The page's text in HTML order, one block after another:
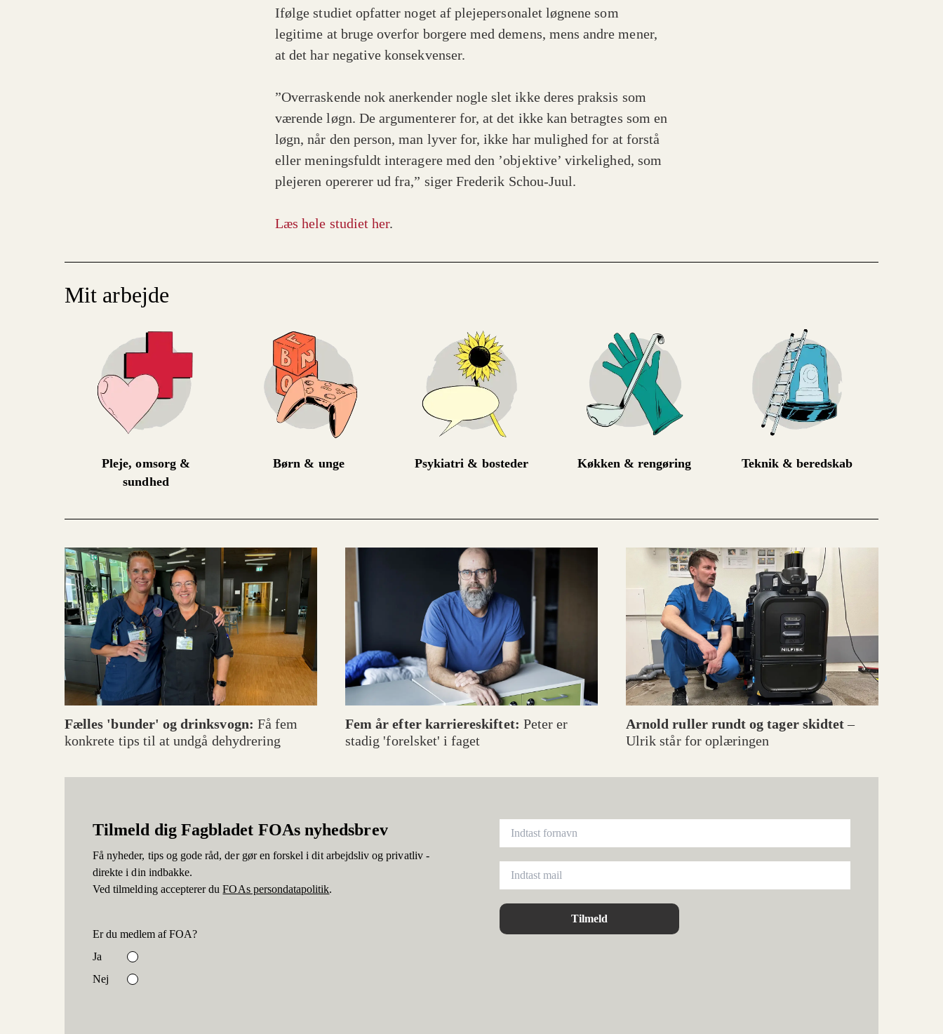
Ifølge studiet opfatter noget af plejepersonalet løgnene som
legitime at bruge overfor borgere med demens, mens andre mener,
at det har negative konsekvenser.
”Overraskende nok anerkender nogle slet ikke deres praksis som
værende løgn. De argumenterer for, at det ikke kan betragtes som en
løgn, når den person, man lyver for, ikke har mulighed for at forstå
eller meningsfuldt interagere med den ’objektive’ virkelighed, som
plejeren opererer ud fra,” siger Frederik Schou-Juul.
Læs hele studiet her.
Mit arbejde
Pleje, omsorg &
sundhed
Børn & unge Psykiatri & bosteder Køkken & rengøring Teknik & beredskab
Fælles 'bunder' og drinksvogn: Få fem
konkrete tips til at undgå dehydrering
Fem år efter karriereskiftet: Peter er
stadig 'forelsket' i faget
Arnold ruller rundt og tager skidtet–
Ulrik står for oplæringen
Tilmeld dig Fagbladet FOAs nyhedsbrev
Få nyheder, tips og gode råd, der gør en forskel i dit arbejdsliv og privatliv -
direkte i din indbakke.
Ved tilmelding accepterer duFOAs persondatapolitik.
Er du medlem af FOA?
Ja
Nej
Tilmeld